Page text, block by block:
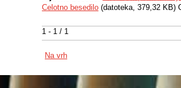
1 - 1 / 1
Celotno besedilo (datoteka, 379,32 KB)
Na vrh